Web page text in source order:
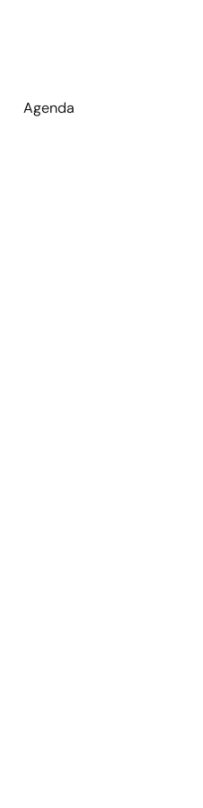
Agenda